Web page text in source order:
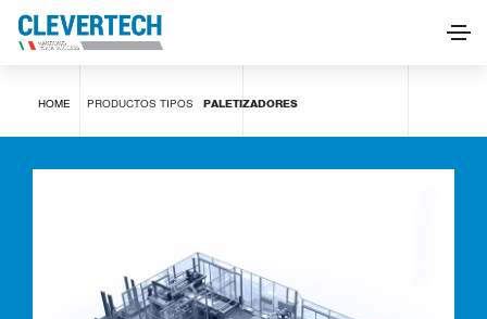
HOME PRODUCTOS TIPOS PALETIZADORES
Paletizadores SOLICITAR INFORMACIÓN